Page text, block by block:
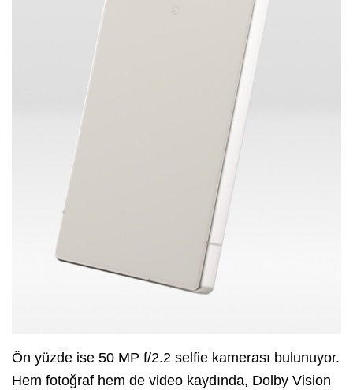
Ön yüzde ise 50 MP f/2.2 selfie kamerası bulunuyor.
Hem fotoğraf hem de video kaydında, Dolby Vision